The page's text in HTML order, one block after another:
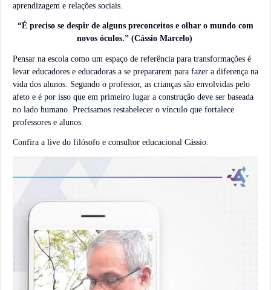
aprendizagem e relações sociais.
“É preciso se despir de alguns preconceitos e olhar o mundo com
novos óculos.” (Cássio Marcelo)
Pensar na escola como um espaço de referência para transformações é
levar educadores e educadoras a se prepararem para fazer a diferença na
vida dos alunos. Segundo o professor, as crianças são envolvidas pelo
afeto e é por isso que em primeiro lugar a construção deve ser baseada
no lado humano. Precisamos restabelecer o vínculo que fortalece
professores e alunos.
Confira a live do filósofo e consultor educacional Cássio: